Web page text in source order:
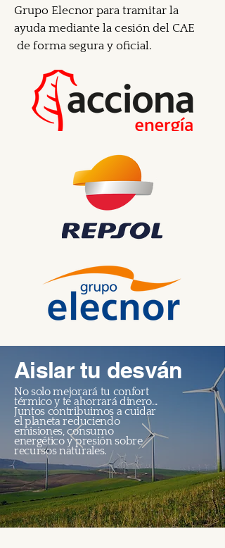
Grupo Elecnor para tramitar la
ayuda mediante la cesión del CAE
de forma segura y oficial.
Aislar tu desván
No solo mejorará tu confort
térmico y te ahorrará dinero...
Juntos contribuimos a cuidar
el planeta reduciendo
emisiones, consumo
energético y presión sobre
recursos naturales.